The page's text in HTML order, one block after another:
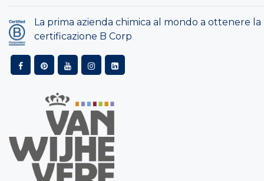
La prima azienda chimica al mondo a ottenere la
certificazione B Corp